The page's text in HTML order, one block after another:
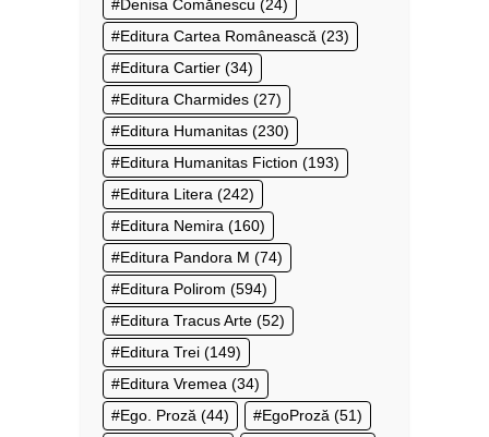
Denisa Comănescu (24)
Editura Cartea Românească (23)
Editura Cartier (34)
Editura Charmides (27)
Editura Humanitas (230)
Editura Humanitas Fiction (193)
Editura Litera (242)
Editura Nemira (160)
Editura Pandora M (74)
Editura Polirom (594)
Editura Tracus Arte (52)
Editura Trei (149)
Editura Vremea (34)
Ego. Proză (44) EgoProză (51)